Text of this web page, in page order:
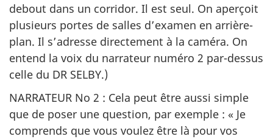
debout dans un corridor. Il est seul. On aperçoit
plusieurs portes de salles d’examen en arrière-
plan. Il s’adresse directement à la caméra. On
entend la voix du narrateur numéro 2 par-dessus
celle du DR SELBY.)
NARRATEUR No 2 : Cela peut être aussi simple
que de poser une question, par exemple : « Je
comprends que vous voulez être là pour vos